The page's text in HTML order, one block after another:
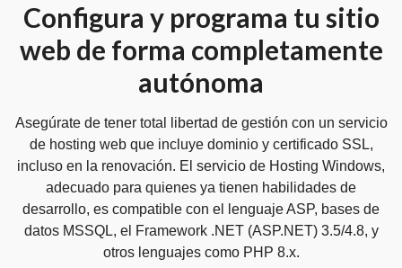
Configura y programa tu sitio
web de forma completamente
autónoma
Asegúrate de tener total libertad de gestión con un servicio
de hosting web que incluye dominio y certificado SSL,
incluso en la renovación. El servicio de Hosting Windows,
adecuado para quienes ya tienen habilidades de
desarrollo, es compatible con el lenguaje ASP, bases de
datos MSSQL, el Framework .NET (ASP.NET) 3.5/4.8, y
otros lenguajes como PHP 8.x.